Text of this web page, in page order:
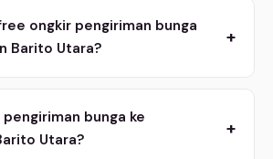
ongkir pengiriman bunga
Barito Utara?
+
bunga ke
Utara?
+